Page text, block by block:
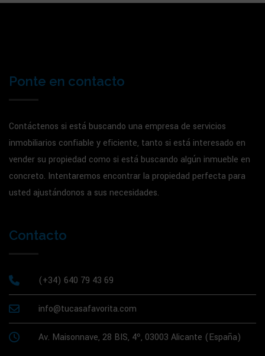
Ponte en contacto
Contáctenos si está buscando una empresa de servicios
inmobiliarios confiable y eficiente, tanto si está interesado en
vender su propiedad como si está buscando algún inmueble en
concreto. Intentaremos encontrar la propiedad perfecta para
usted ajustándonos a sus necesidades.
Contacto
(+34) 640 79 43 69
info@tucasafavorita.com
Av. Maisonnave, 28 BIS, 4º, 03003 Alicante (España)